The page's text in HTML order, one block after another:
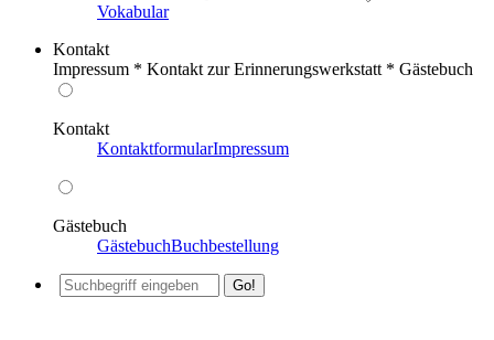
Vokabular
Kontakt
Impressum * Kontakt zur Erinnerungswerkstatt * Gästebuch
Kontakt
KontaktformularImpressum
Gästebuch
GästebuchBuchbestellung